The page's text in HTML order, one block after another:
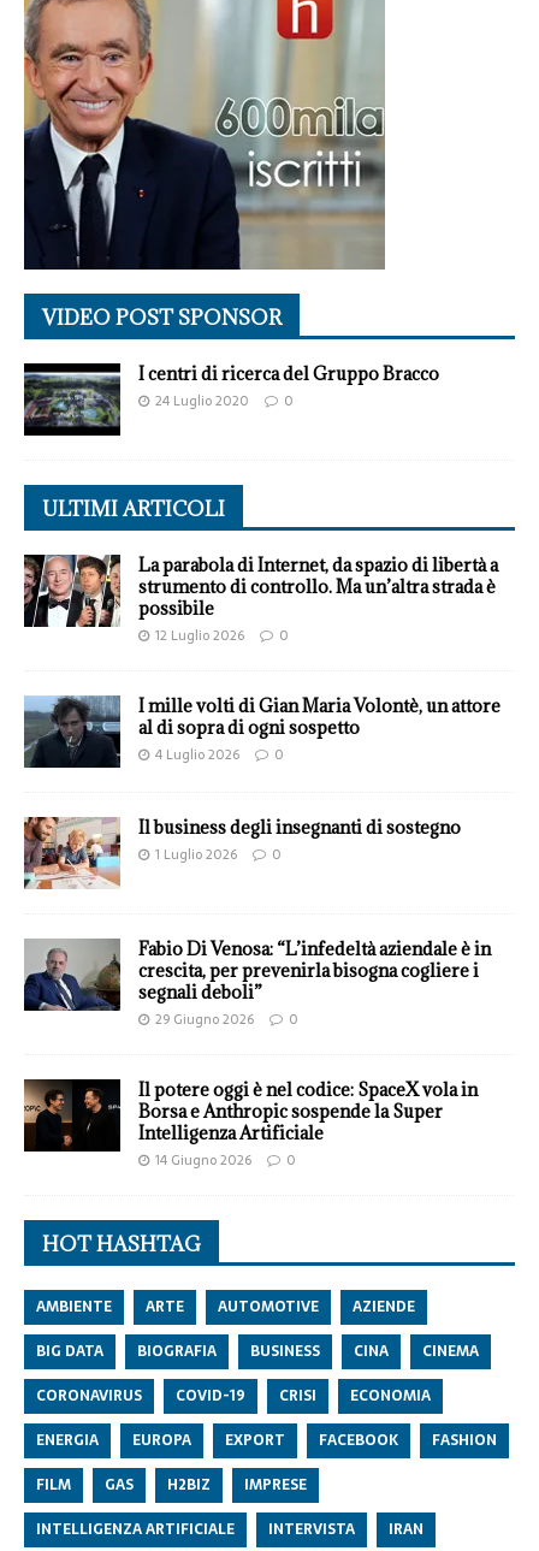
VIDEO POST SPONSOR
I centri di ricerca del Gruppo Bracco
24 Luglio 2020 0
ULTIMI ARTICOLI
La parabola di Internet, da spazio di libertà a
strumento di controllo. Ma un’altra strada è
possibile
12 Luglio 2026 0
I mille volti di Gian Maria Volontè, un attore
al di sopra di ogni sospetto
4 Luglio 2026 0
Il business degli insegnanti di sostegno
1 Luglio 2026 0
Fabio Di Venosa: “L’infedeltà aziendale è in
crescita, per prevenirla bisogna cogliere i
segnali deboli”
29 Giugno 2026 0
Il potere oggi è nel codice: SpaceX vola in
Borsa e Anthropic sospende la Super
Intelligenza Artificiale
14 Giugno 2026 0
HOT HASHTAG
AMBIENTE ARTE AUTOMOTIVE
AZIENDE
BIG DATA
BIOGRAFIA BUSINESS CINA
CINEMA
CORONAVIRUS
COVID-19 CRISI
ECONOMIA
ENERGIA
EUROPA EXPORT FACEBOOK
FASHION
FILM
GAS H2BIZ
IMPRESE
INTELLIGENZA ARTIFICIALE
INTERVISTA IRAN